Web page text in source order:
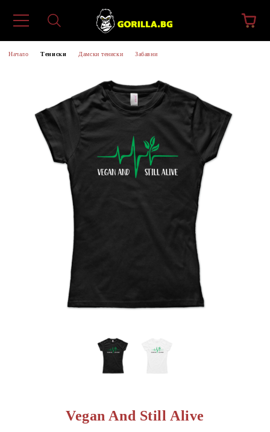
Начало Тениски Дамски тениски Забавни
Vegan And Still Alive